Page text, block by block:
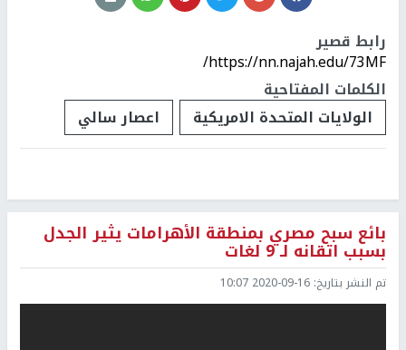
رابط قصير
https://nn.najah.edu/73MF/
الكلمات المفتاحية
الولايات المتحدة الامريكية
اعصار سالي
بائع سبح مصري بمنطقة الأهرامات يثير الجدل
بسبب اتقانه لـ 9 لغات
تم النشر بتاريخ: 2020-09-16 10:07